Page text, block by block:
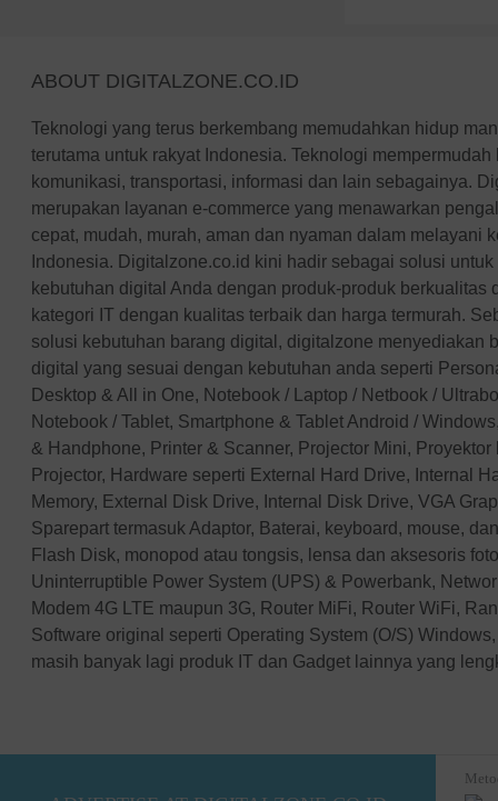
ABOUT DIGITALZONE.CO.ID
Teknologi yang terus berkembang memudahkan hidup
terutama untuk rakyat Indonesia. Teknologi
komunikasi, transportasi, informasi dan lain sebagainya.
merupakan layanan e-commerce yang menawarkan
cepat, mudah, murah, aman dan nyaman dalam melayani
Indonesia. Digitalzone.co.id kini hadir sebagai solusi
kebutuhan digital Anda dengan produk-produk berkualitas
kategori IT dengan kualitas terbaik dan harga termurah.
solusi kebutuhan barang digital, digitalzone menyediakan
digital yang sesuai dengan kebutuhan anda seperti
Desktop & All in One, Notebook / Laptop / Netbook /
Notebook / Tablet, Smartphone & Tablet Android /
& Handphone, Printer & Scanner, Projector Mini,
Projector, Hardware seperti External Hard Drive, Internal
Memory, External Disk Drive, Internal Disk Drive, VGA
Sparepart termasuk Adaptor, Baterai, keyboard, mouse,
Flash Disk, monopod atau tongsis, lensa dan aksesoris
Uninterruptible Power System (UPS) & Powerbank,
Modem 4G LTE maupun 3G, Router MiFi, Router WiFi,
Software original seperti Operating System (O/S)
masih banyak lagi produk IT dan Gadget lainnya yang